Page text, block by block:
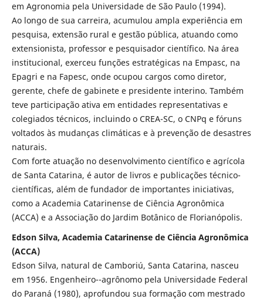
em Agronomia pela Universidade de São Paulo (1994).
Ao longo de sua carreira, acumulou ampla experiência em
pesquisa, extensão rural e gestão pública, atuando como
extensionista, professor e pesquisador científico. Na área
institucional, exerceu funções estratégicas na Empasc, na
Epagri e na Fapesc, onde ocupou cargos como diretor,
gerente, chefe de gabinete e presidente interino. Também
teve participação ativa em entidades representativas e
colegiados técnicos, incluindo o CREA-SC, o CNPq e fóruns
voltados às mudanças climáticas e à prevenção de desastres
naturais.
Com forte atuação no desenvolvimento científico e agrícola
de Santa Catarina, é autor de livros e publicações técnico-
científicas, além de fundador de importantes iniciativas,
como a Academia Catarinense de Ciência Agronômica
(ACCA) e a Associação do Jardim Botânico de Florianópolis.
Edson Silva, Academia Catarinense de Ciência Agronômica
(ACCA)
Edson Silva, natural de Camboriú, Santa Catarina, nasceu
em 1956. Engenheiro--agrônomo pela Universidade Federal
do Paraná (1980), aprofundou sua formação com mestrado